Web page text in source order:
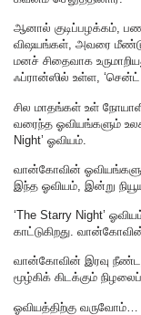
ஆனால் குடிப்பழக்கம், பண
விஷயங்கள், அவரை
மனச் சிதைவாக
ஃப்ரான்ஸில் உள்ள, ‘சென்ட்
சில மாதங்கள் உள்
வரைந்த ஓவியங்களும்
Night’ ஓவியம்.
வான்கோவின்
இந்த ஓவியம், இன்று
‘The Starry Night’
காட்டுகிறது.
வான்கோவின் இரவு
மூழ்கிக் கிடக்கும்
ஓவியத்திற்கு வருவோம்…